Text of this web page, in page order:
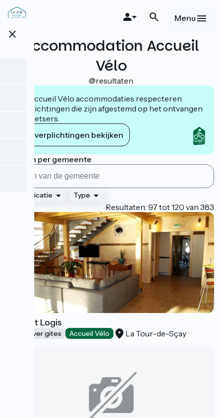
Overslaan
en
close
Menu
Accommodation Accueil
Vélo
@resultaten
De Accueil Vélo accommodaties respecteren
verplichtingen die zijn afgestemd op het ontvangen
van fietsers.
De verplichtingen bekijken
Zoeken per gemeente
Classificatie Type
Resultaten: 97 tot 120 van 383
Le Vert Logis
Stopover gites Accueil Vélo La Tour-de-Sçay